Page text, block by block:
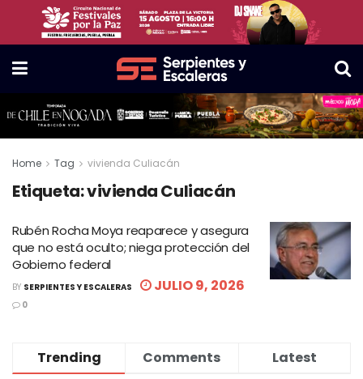
Home Tag vivienda Culiacán
Etiqueta:vivienda Culiacán
Rubén Rocha Moya reaparece y asegura
que no está oculto; niega protección del
Gobierno federal
BY SERPIENTES Y ESCALERAS JULIO 9, 2026
0
Trending Comments Latest